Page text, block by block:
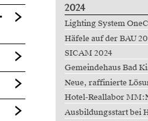
2024
Lighting System
Häfele auf der BAU
SICAM 2024
Gemeindehaus Bad
Neue, raffinierte
Hotel-Reallabor
Ausbildungsstart bei